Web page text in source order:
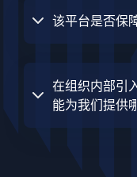
该平台是否保
在组织内部引
能为我们提供